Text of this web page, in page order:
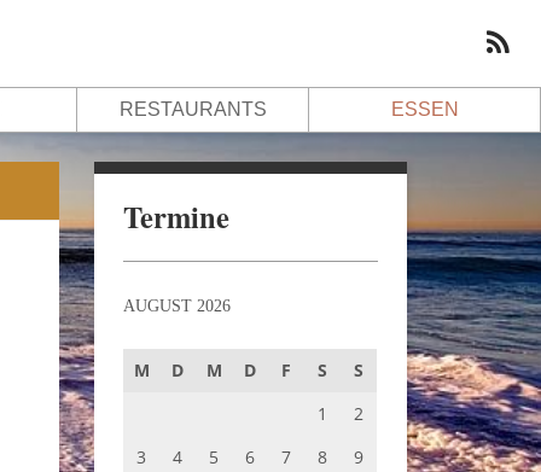
RESTAURANTS ESSEN
Termine
AUGUST 2026
M D M D F S
S
1
2
3
4 5 6 7 8
9